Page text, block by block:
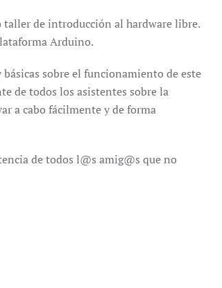
taller de introducción al hardware libre.
Arduino.
sobre el funcionamiento de este
de todos los asistentes sobre la
a cabo fácilmente y de forma
de todos l@s amig@s que no